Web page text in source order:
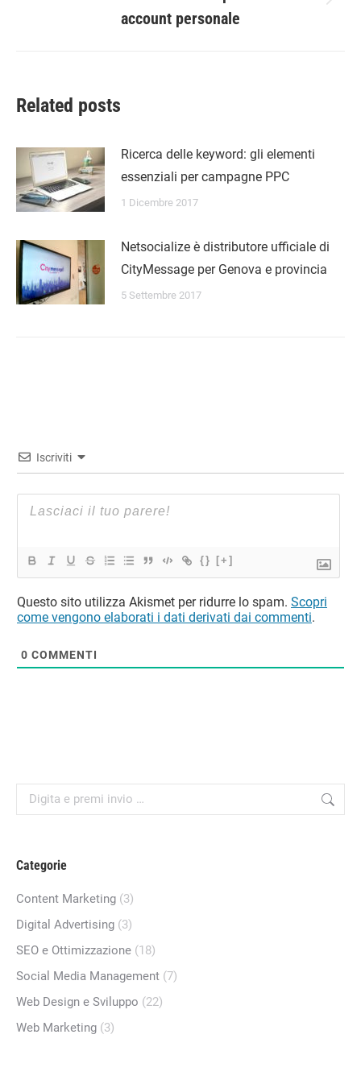
Prossimo
post:
account personale
Related posts
Ricerca delle keyword: gli elementi
essenziali per campagne PPC
1 Dicembre 2017
Netsocialize è distributore ufficiale di
CityMessage per Genova e provincia
5 Settembre 2017
Iscriviti
{} [+]
Questo sito utilizza Akismet per ridurre lo spam. Scopri
come vengono elaborati i dati derivati dai commenti.
0 COMMENTI
Cerca:
Categorie
Content Marketing (3)
Digital Advertising (3)
SEO e Ottimizzazione (18)
Social Media Management (7)
Web Design e Sviluppo (22)
Web Marketing (3)